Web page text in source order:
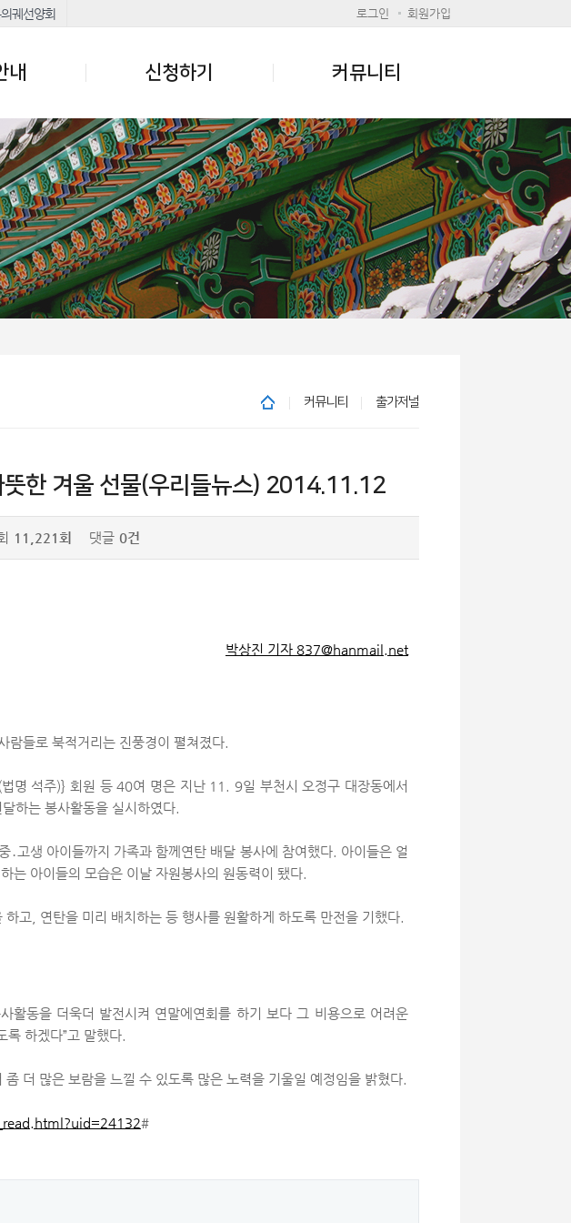
궤선양회 로그인 회원가입
내 신청하기 커뮤니티
커뮤니티 출가저널
뜻한 겨울 선물(우리들뉴스) 2014.11.12
11,221회 댓글 0건
박상진 기자 837@hanmail.net
람들로 북적거리는 진풍경이 펼쳐졌다
법명 석주)} 회원 등40여 명은 지난 11. 9일 부천시 오정구 대장동에서
하는 봉사활동을 실시하였다
․ 고생 아이들까지 가족과 함께 연탄 배달 봉사에 참여했다. 아이들은 얼
는 아이들의 모습은 이날 자원봉사의 원동력이 됐다
하고 연탄을 미리 배치하는 등 행사를 원활하게 하도록 만전을 기했다
활동을 더욱더 발전시켜 연말에 연회를 하기 보다 그 비용으로 어려운
록 하겠다”고 말했다
더 많은 보람을 느낄 수 있도록 많은 노력을 기울일 예정임을 밝혔다
#